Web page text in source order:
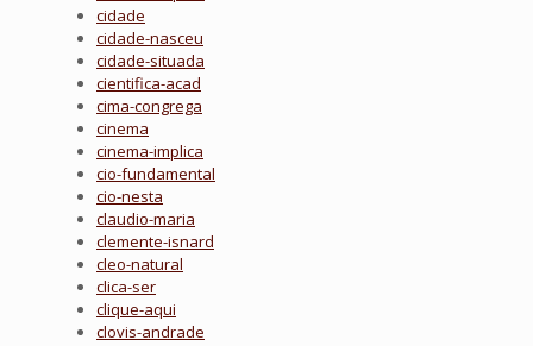
cidade
cidade-nasceu
cidade-situada
cientifica-acad
cima-congrega
cinema
cinema-implica
cio-fundamental
cio-nesta
claudio-maria
clemente-isnard
cleo-natural
clica-ser
clique-aqui
clovis-andrade